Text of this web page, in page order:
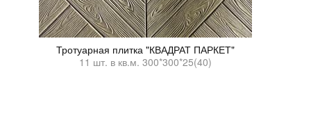
Тротуарная плитка "КВАДРАТ ПАРКЕТ"
11 шт. в кв.м. 300*300*25(40)